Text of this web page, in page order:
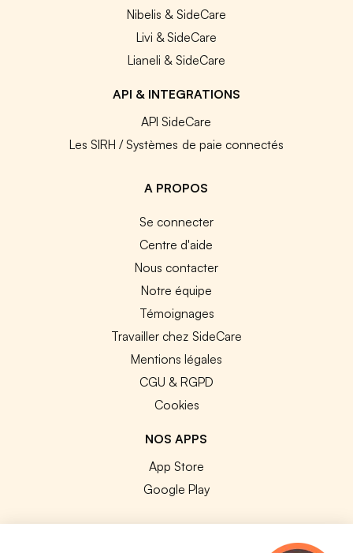
Nibelis & SideCare
Livi & SideCare
Lianeli & SideCare
API & INTEGRATIONS
API SideCare
Les SIRH / Systèmes de paie connectés
A PROPOS
Se connecter
Centre d'aide
Nous contacter
Notre équipe
Témoignages
Travailler chez SideCare
Mentions légales
CGU & RGPD
Cookies
NOS APPS
App Store
Google Play